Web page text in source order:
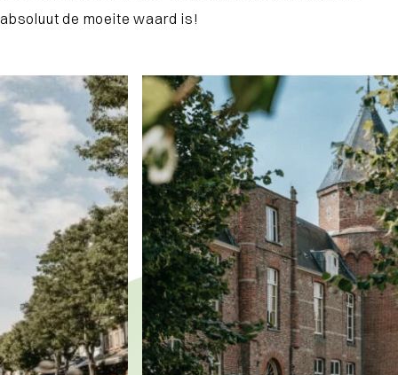
absoluut de moeite waard is!